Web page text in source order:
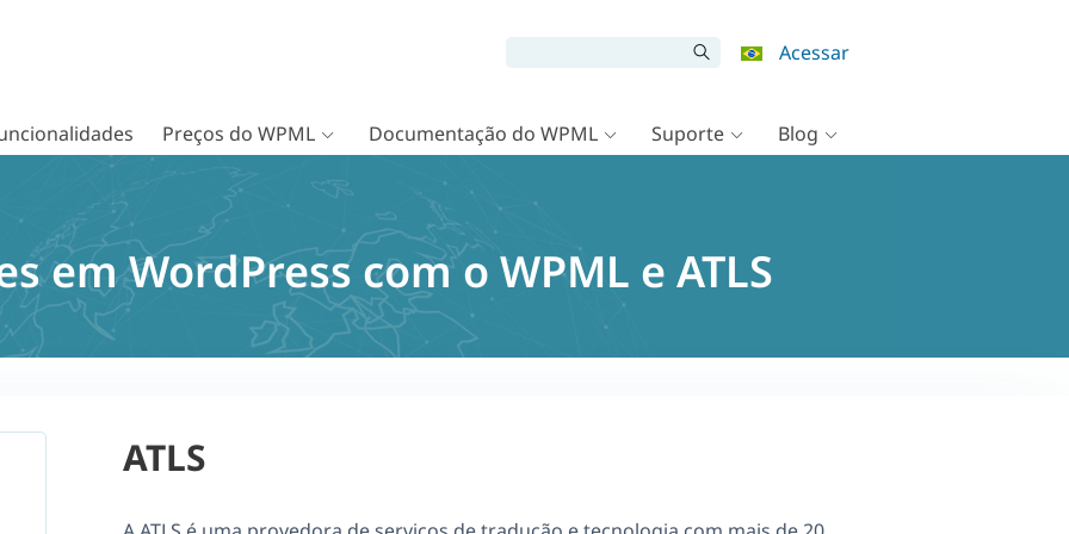
Acessar
Preços do WPML Documentação do WPML Suporte Blog
em WordPress com o WPML e ATLS
ATLS